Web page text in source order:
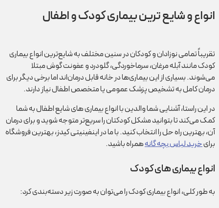
انواع و شایع ترین بیماری کودک و اطفال
تقریباً تمامی نوزادان و کودکان در سنین مختلف به شایع‌ترین انواع بیماری
کودک مانند آبله مرغان، سرماخوردگی، گلودرد و عفونت گوش مبتلا
می‌شوند. بسیاری از این بیماری‌ها در خانه قابل درمان‌اند اما برخی دیگر برای
درمان کامل به تشخیص پزشک عمومی یا متخصص اطفال نیاز دارند.
در این راستا، آشنایی شما والدین با انواع بیماری های شایع اطفال به شما
کمک می‌کند تا بتوانید مشکل کودکتان را سریع‌تر متوجه شوید و برای درمان
آن، بهترین راه حل را انتخاب کنید. با ما در اینفینیتی کیدز، بهترین فروشگاه
برایخرید لباس بچه گانههمراه باشید.
انواع بیماری های کودک
به طور کلی، انواع بیماری کودک را می‌توان به صورت زیر دسته‌بندی کرد: